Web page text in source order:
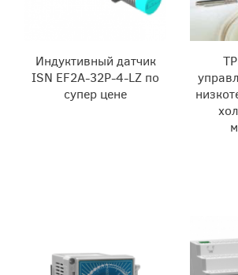
Индуктивный датчик
ISN EF2A-32P-4-LZ по
супер цене